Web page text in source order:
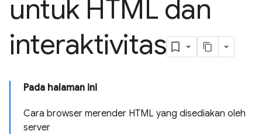
untuk HTML dan
interaktivitas
Pada halaman ini
Cara browser merender HTML yang disediakan oleh
server